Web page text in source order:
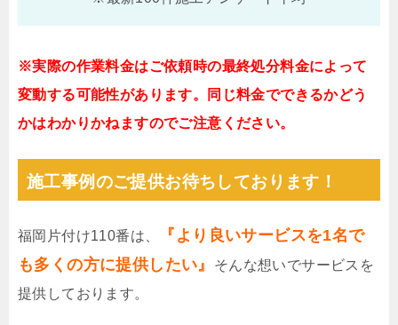
※実際の作業料金はご依頼時の最終処分料金によって
変動する可能性があります。同じ料金でできるかどう
かはわかりかねますのでご注意ください。
施工事例のご提供お待ちしております！
福岡片付け110番は、
『より良いサービスを1名で
も多くの方に提供したい』
そんな想いでサービスを
提供しております。